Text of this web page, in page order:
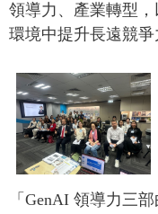
領導力、產業轉型
環境中提升長遠競爭
「GenAI 領導力三